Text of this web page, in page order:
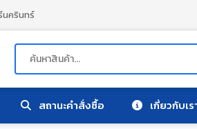
นครินทร์
สถานะคำสั่งซื้อ เกี่ยวกับเร